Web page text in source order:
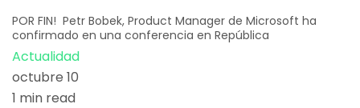
POR FIN! Petr Bobek, Product Manager de Microsoft ha
confirmado en una conferencia en República
Actualidad
octubre 10
1 min read